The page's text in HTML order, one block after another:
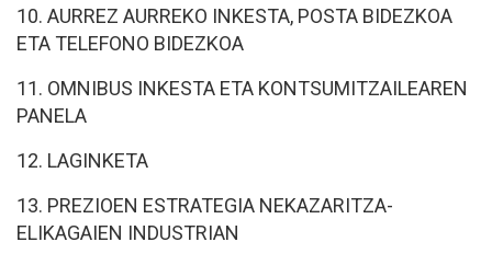
10. AURREZ AURREKO INKESTA, POSTA BIDEZKOA
ETA TELEFONO BIDEZKOA
11. OMNIBUS INKESTA ETA KONTSUMITZAILEAREN
PANELA
12. LAGINKETA
13. PREZIOEN ESTRATEGIA NEKAZARITZA-
ELIKAGAIEN INDUSTRIAN